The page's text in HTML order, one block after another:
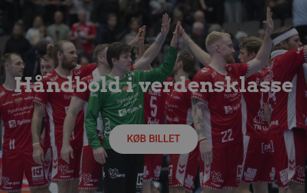
Håndbold i verdensklasse
KØB BILLET
VISITOR_PRIVACY_METADATA
YouTube
.youtube.com
5
4